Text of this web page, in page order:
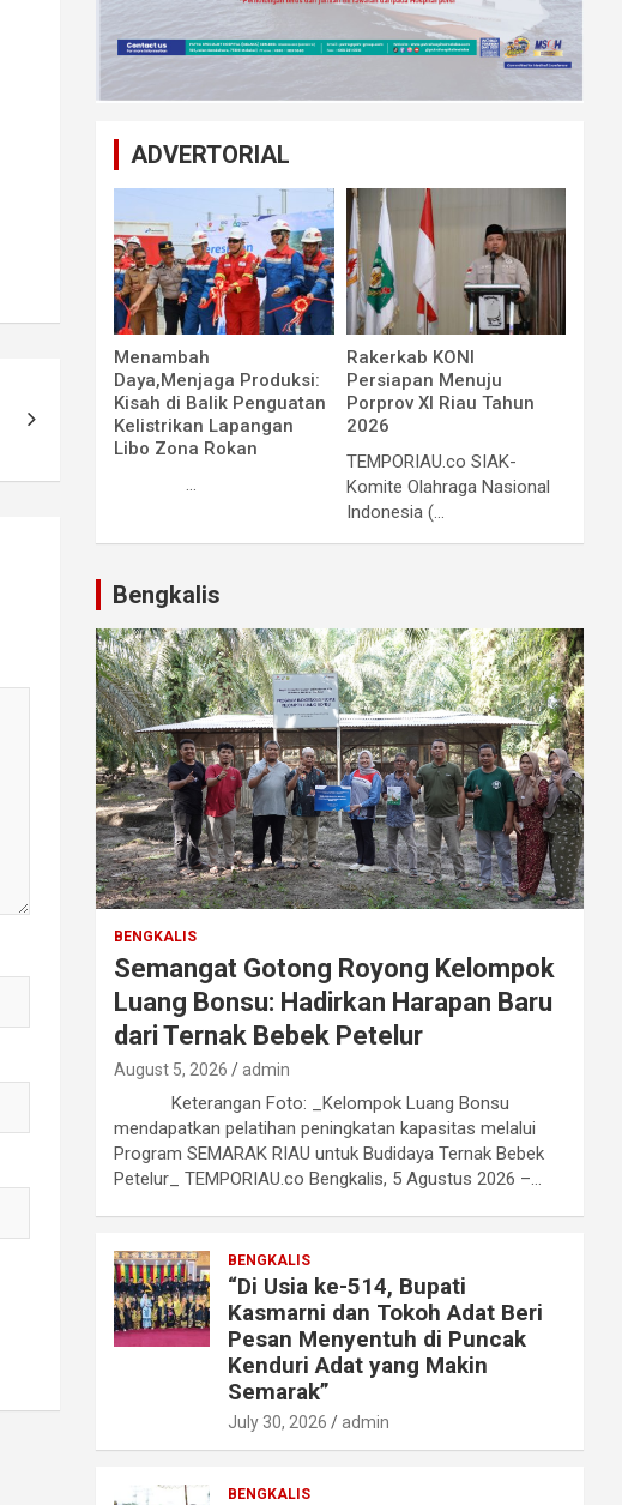
ADVERTORIAL
Menambah
Daya,Menjaga Produksi:
Kisah di Balik Penguatan
Kelistrikan Lapangan
Libo Zona Rokan
...
Rakerkab KONI
Persiapan Menuju
Porprov XI Riau Tahun
2026
TEMPORIAU.co SIAK-
Komite Olahraga Nasional
Indonesia (...
Bengkalis
BENGKALIS
Semangat Gotong Royong Kelompok
Luang Bonsu: Hadirkan Harapan Baru
dari Ternak Bebek Petelur
August 5, 2026 admin
Keterangan Foto: _Kelompok Luang Bonsu
mendapatkan pelatihan peningkatan kapasitas melalui
Program SEMARAK RIAU untuk Budidaya Ternak Bebek
Petelur_ TEMPORIAU.co Bengkalis, 5 Agustus 2026 –…
BENGKALIS
“Di Usia ke-514, Bupati
Kasmarni dan Tokoh Adat Beri
Pesan Menyentuh di Puncak
Kenduri Adat yang Makin
Semarak”
July 30, 2026 admin
BENGKALIS